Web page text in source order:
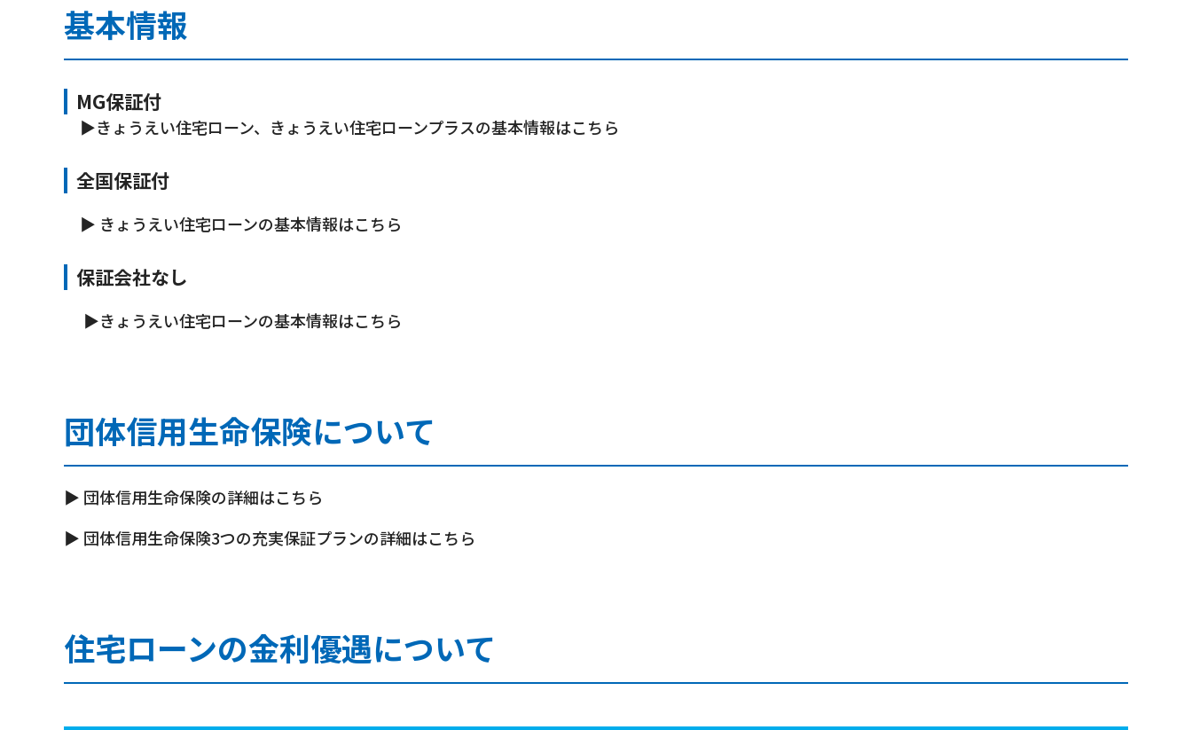
基本情報
MG保証付
▶きょうえい住宅ローン、きょうえい住宅ローンプラスの基本情報はこちら
全国保証付
▶ きょうえい住宅ローンの基本情報はこちら
保証会社なし
▶きょうえい住宅ローンの基本情報はこちら
団体信用生命保険について
▶ 団体信用生命保険の詳細はこちら
▶ 団体信用生命保険3つの充実保証プランの詳細はこちら
住宅ローンの金利優遇について